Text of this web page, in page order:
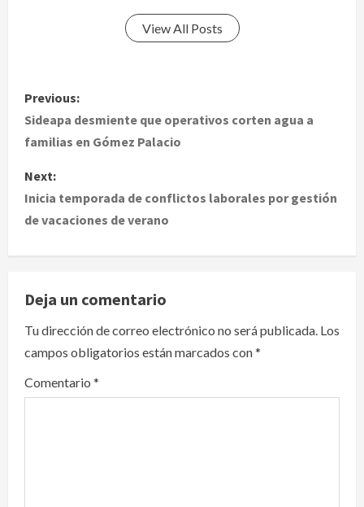
View All Posts
P
o
t
n
a
v
i
g
a
Previous:
Sideapa desmiente que operativos corten agua a
familias en Gómez Palacio
Next:
Inicia temporada de conflictos laborales por gestión
de vacaciones de verano
Deja un comentario
Tu dirección de correo electrónico no será publicada. Los
campos obligatorios están marcados con*
Comentario *